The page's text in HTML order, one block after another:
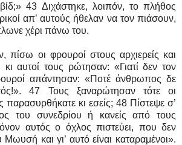
43 Διχάστηκε, λοιπόν, το πλήθος
απ’ αυτούς ήθελαν να τον πιάσουν,
χέρι πάνω του.
πίσω οι φρουροί στους αρχιερείς και
αυτοί τους ρώτησαν: «Γιατί δεν τον
απάντησαν: «Ποτέ άνθρωπος δε
47 Τους ξαναρώτησαν τότε οι
κι εσείς; 48 Πίστεψε σ’
του συνεδρίου ή κανείς από τους
αυτός ο όχλος πιστεύει, που δεν
και γι’ αυτό είναι καταραμένοι».